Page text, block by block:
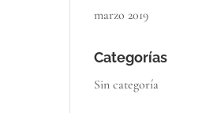
marzo 2019
Categorías
Sin categoría